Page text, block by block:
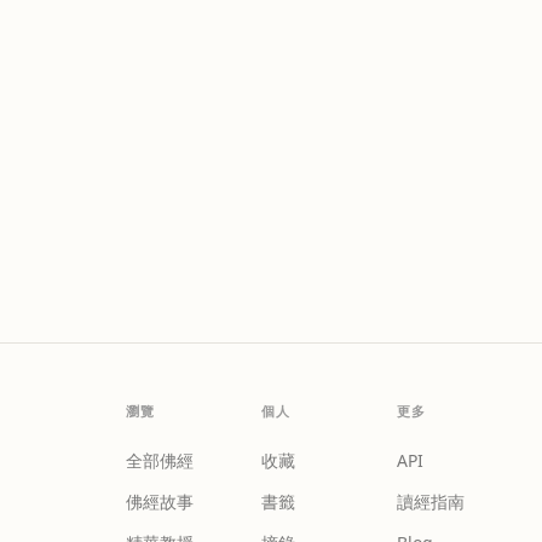
瀏覽
全部佛經
佛經故事
個人
收藏
書籤
更多
API
讀經指南